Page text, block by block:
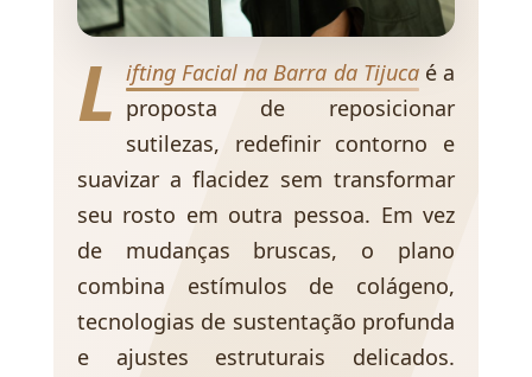
L ifting Facial na Barra da Tijucaé a
proposta de reposicionar
sutilezas, redefinir contorno e
suavizar a flacidez sem transformar
seu rosto em outra pessoa. Em vez
de mudanças bruscas, o plano
combina estímulos de colágeno,
tecnologias de sustentação profunda
e ajustes estruturais delicados.